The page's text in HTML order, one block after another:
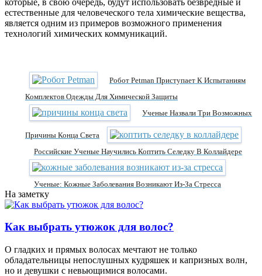
естественные для человеческого тела химические вещества,
является одним из примеров возможного применения
технологий химических коммуникаций.
Робот Petman Приступает К Испытаниям
Комплектов Одежды Для Химической Защиты
Ученые Назвали Три Возможных
Причины Конца Света
Российские Ученые Научились Коптить Селедку В Коллайдере
Ученые: Кожные Заболевания Возникают Из-За Стресса
На заметку
Как выбрать утюжок для волос?
О гладких и прямых волосах мечтают не только
обладательницы непослушных кудряшек и капризных волн,
но и девушки с невьющимися волосами.